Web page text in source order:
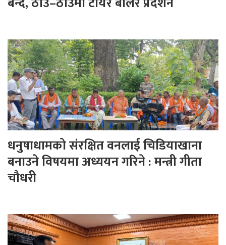
धनुषाधामको संरक्षित वनलाई चिडियाखाना
बनाउने विषयमा अध्ययन गरिने : मन्त्री गीता
चौधरी